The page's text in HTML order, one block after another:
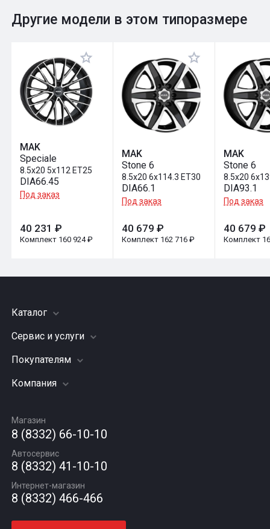
Оставить отзыв
Общий рейтинг 0
Другие модели в этом типоразмере
MAK
Speciale
8.5x20 5x112 ET25
DIA66.45
Под заказ
40 231 ₽
Комплект 160 924 ₽
MAK
Stone 6
8.5x20 6x114.3 ET30
DIA66.1
Под заказ
40 679 ₽
Комплект 162 716 ₽
MAK
Stone 6
8.5x20
DIA93.1
Под заказ
40 679 ₽
Комплект
Каталог
Шины
Грузовые шины
Диски
Автомасла
Сервис и услуги
Заправка кондиционера
Подвеска (ходовая часть)
Шиномонтаж
Покупателям
Акции
Гарантии и возврат
Компания
Вакансии
Новости
Статьи
Контакты
Магазин
8 (8332) 66-10-10
Автосервис
8 (8332) 41-10-10
Интернет-магазин
8 (8332) 466-466